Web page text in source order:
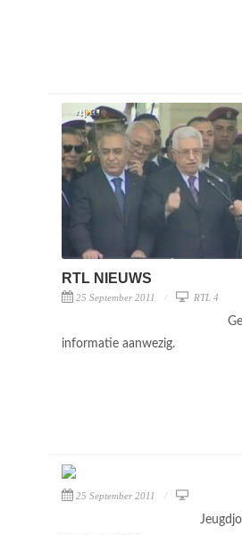
RTL NIEUWS
25 September 2011 RTL 4
informatie aanwezig.
25 September 2011